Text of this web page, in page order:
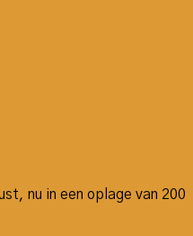
nu in een oplage van 200